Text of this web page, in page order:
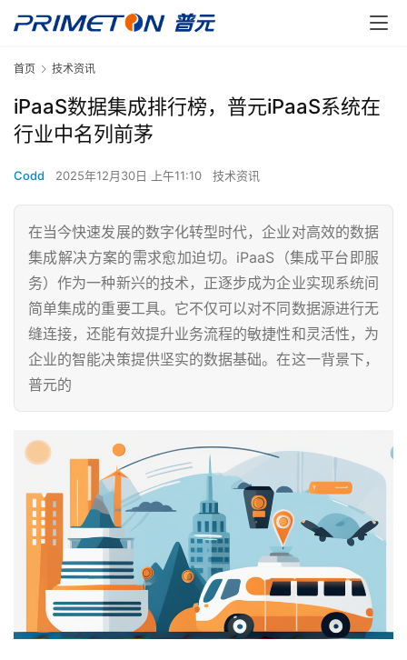
首页 技术资讯
iPaaS数据集成排行榜，普元iPaaS系统在
行业中名列前茅
Codd 2025年12月30日 上午11:10 技术资讯
在当今快速发展的数字化转型时代，企业对高效的数据
集成解决方案的需求愈加迫切。iPaaS（集成平台即服
务）作为一种新兴的技术，正逐步成为企业实现系统间
简单集成的重要工具。它不仅可以对不同数据源进行无
缝连接，还能有效提升业务流程的敏捷性和灵活性，为
企业的智能决策提供坚实的数据基础。在这一背景下，
普元的